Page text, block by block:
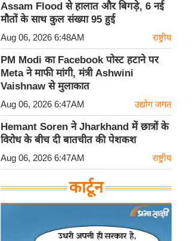
Assam Flood से हालात और बिगड़े, 6 नई
मौतों के साथ कुल संख्या 95 हुई
Aug 06, 2026 6:48AM राष्ट्रीय
PM Modi का Facebook पोस्ट हटाने पर
Meta ने माफी मांगी, मंत्री Ashwini
Vaishnaw से मुलाकात
Aug 06, 2026 6:47AM उद्योग जगत
Hemant Soren ने Jharkhand में छात्रों के
विरोध के बीच दी बातचीत की पेशकश
Aug 06, 2026 6:47AM राष्ट्रीय
कार्टून